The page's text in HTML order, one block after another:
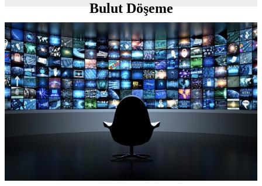
Bulut Döşeme